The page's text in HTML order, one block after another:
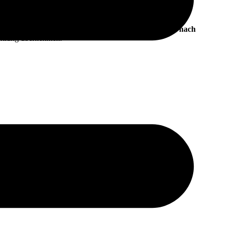
Sucht, Scham, Schuld, übermäßigem Verlangen nach